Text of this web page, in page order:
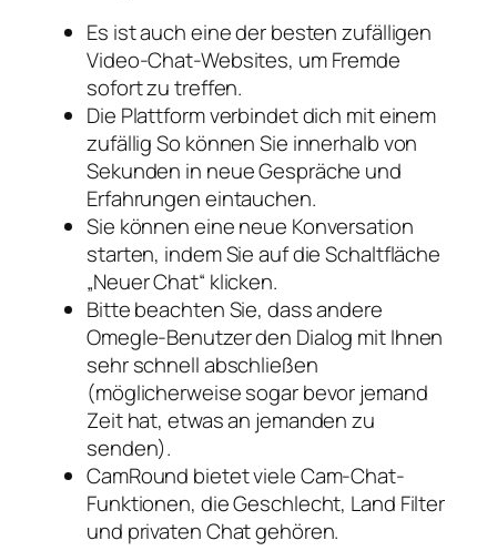
Es ist auch eine der besten zufälligen
Video-Chat-Websites, um Fremde
sofort zu treffen.
Die Plattform verbindet dich mit einem
zufällig So können Sie innerhalb von
Sekunden in neue Gespräche und
Erfahrungen eintauchen.
Sie können eine neue Konversation
starten, indem Sie auf die Schaltfläche
„Neuer Chat“ klicken.
Bitte beachten Sie, dass andere
Omegle-Benutzer den Dialog mit Ihnen
sehr schnell abschließen
(möglicherweise sogar bevor jemand
Zeit hat, etwas an jemanden zu
senden).
CamRound bietet viele Cam-Chat-
Funktionen, die Geschlecht, Land Filter
und privaten Chat gehören.